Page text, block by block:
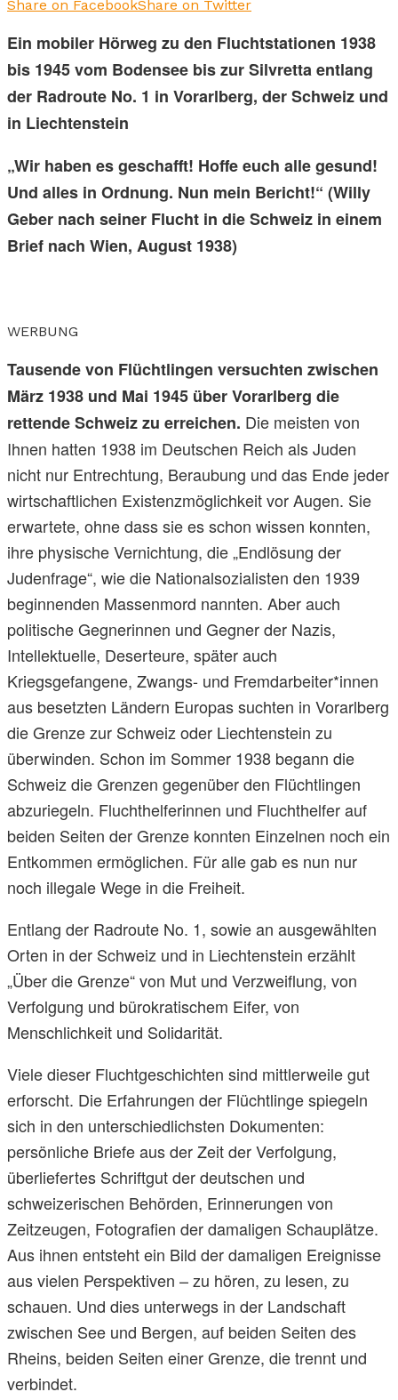
Share on FacebookShare on Twitter
Ein mobiler Hörweg zu den Fluchtstationen 1938
bis 1945vom Bodensee bis zur Silvretta entlang
der Radroute No. 1 in Vorarlberg, der Schweiz und
in Liechtenstein
„Wir haben es geschafft! Hoffe euch alle gesund!
Und alles in Ordnung. Nun mein Bericht!“ (Willy
Geber nach seiner Flucht in die Schweiz in einem
Brief nach Wien, August 1938)
WERBUNG
Tausende von Flüchtlingen versuchten zwischen
März 1938 und Mai 1945 über Vorarlberg die
rettende Schweiz zu erreichen. Die meisten von
Ihnen hatten 1938 im Deutschen Reich als Juden
nicht nur Entrechtung, Beraubung und das Ende jeder
wirtschaftlichen Existenzmöglichkeit vor Augen. Sie
erwartete, ohne dass sie es schon wissen konnten,
ihre physische Vernichtung, die „Endlösung der
Judenfrage“, wie die Nationalsozialisten den 1939
beginnenden Massenmord nannten. Aber auch
politische Gegnerinnen und Gegner der Nazis,
Intellektuelle, Deserteure, später auch
Kriegsgefangene, Zwangs- und Fremdarbeiter*innen
aus besetzten Ländern Europas suchten in Vorarlberg
die Grenze zur Schweiz oder Liechtenstein zu
überwinden. Schon im Sommer 1938 begann die
Schweiz die Grenzen gegenüber den Flüchtlingen
abzuriegeln. Fluchthelferinnen und Fluchthelfer auf
beiden Seiten der Grenze konnten Einzelnen noch ein
Entkommen ermöglichen. Für alle gab es nun nur
noch illegale Wege in die Freiheit.
Entlang der Radroute No. 1, sowie an ausgewählten
Orten in der Schweiz und in Liechtenstein erzählt
„Über die Grenze“ von Mut und Verzweiflung, von
Verfolgung und bürokratischem Eifer, von
Menschlichkeit und Solidarität.
Viele dieser Fluchtgeschichten sind mittlerweile gut
erforscht. Die Erfahrungen der Flüchtlinge spiegeln
sich in den unterschiedlichsten Dokumenten:
persönliche Briefe aus der Zeit der Verfolgung,
überliefertes Schriftgut der deutschen und
schweizerischen Behörden, Erinnerungen von
Zeitzeugen, Fotografien der damaligen Schauplätze.
Aus ihnen entsteht ein Bild der damaligen Ereignisse
aus vielen Perspektiven – zu hören, zu lesen, zu
schauen. Und dies unterwegs in der Landschaft
zwischen See und Bergen, auf beiden Seiten des
Rheins, beiden Seiten einer Grenze, die trennt und
verbindet.